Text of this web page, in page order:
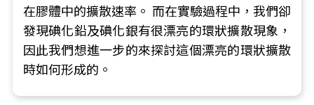
在膠體中的擴散速率。 而在實驗過程中，我們卻
發現碘化鉛及碘化銀有很漂亮的環狀擴散現象，
因此我們想進一步的來探討這個漂亮的環狀擴散
時如何形成的。